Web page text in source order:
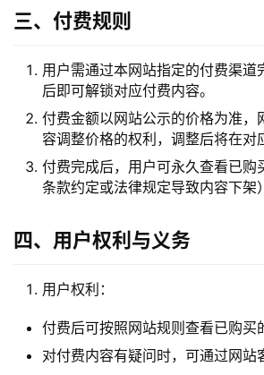
营
录
三、付费规则
用户需通过本网站指定的付费渠道
后即可解锁对应付费内容。
付费金额以网站公示的价格为准，
容调整价格的权利，调整后将在对
付费完成后，用户可永久查看已购
条款约定或法律规定导致内容下架
四、用户权利与义务
用户权利：
付费后可按照网站规则查看已购买
对付费内容有疑问时，可通过网站